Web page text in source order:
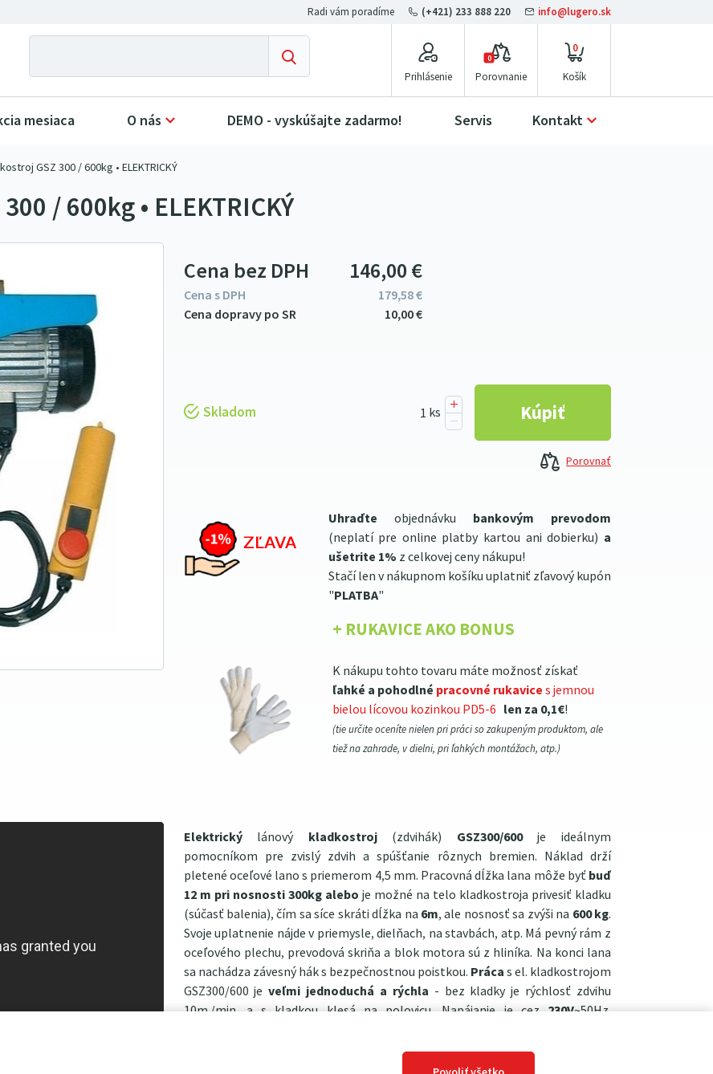
Prihlásenie Porovnanie
0
0
Kontakt
mesiaca O nás DEMO - vyskúšajte zadarmo! Servis
(+421) 233 888 220 info@lugero.sk
GSZ 300 / 600kg • ELEKTRICKÝ
/ 600kg • ELEKTRICKÝ
Uhraďte objednávku bankovým prevodom
(neplatí pre online platby kartou ani dobierku) a
ušetrite 1% z celkovej ceny nákupu!
Stačí len v nákupnom košíku uplatniť zľavový kupón
"PLATBA"
+ RUKAVICE AKO BONUS
K nákupu tohto tovaru máte možnosť získať
ľahké a pohodlné pracovné rukavices jemnou
bielou lícovou kozinkou PD5-6 len za 0,1€!
(tie určite oceníte nielen pri práci so zakupeným produktom, ale
tiež na zahrade, v dielni, pri ľahkých montážach, atp.)
Elektrickýlánový kladkostroj(zdvihák) GSZ300/600je ideálnym
pomocníkom pre zvislý zdvih a spúšťanie rôznych bremien. Náklad drží
pletené oceľové lano s priemerom 4,5 mm. Pracovná dĺžka lana môže byťbuď
12 m pri nosnosti 300kg alebo je možné na telo kladkostroja privesiť kladku
(súčasť balenia), čím sa síce skráti dĺžka na 6m, ale nosnosť sa zvýši na 600 kg.
Svoje uplatnenie nájde v priemysle, dielňach, na stavbách, atp. Má pevný rám z
oceľového plechu, prevodová skriňa a blok motora sú z hliníka. Na konci lana
sa nachádza závesný hák s bezpečnostnou poistkou. Prácas el. kladkostrojom
GSZ300/600 jeveľmi jednoduchá a rýchla - bez kladky je rýchlosť zdvihu
10m./min. a s kladkou klesá na polovicu. Napájanie je cez230V~50Hz.
práci (koncový spínač, tepelná ochrana motora a núdzový vypínač).
Komfortné ovládanie zaisťuje ergonomický ovládač na kábli dĺžky 1,6 m.
Skladom
Cena bez DPH 146 00 €
Cena s DPH 17958€
1000€
Porovnať